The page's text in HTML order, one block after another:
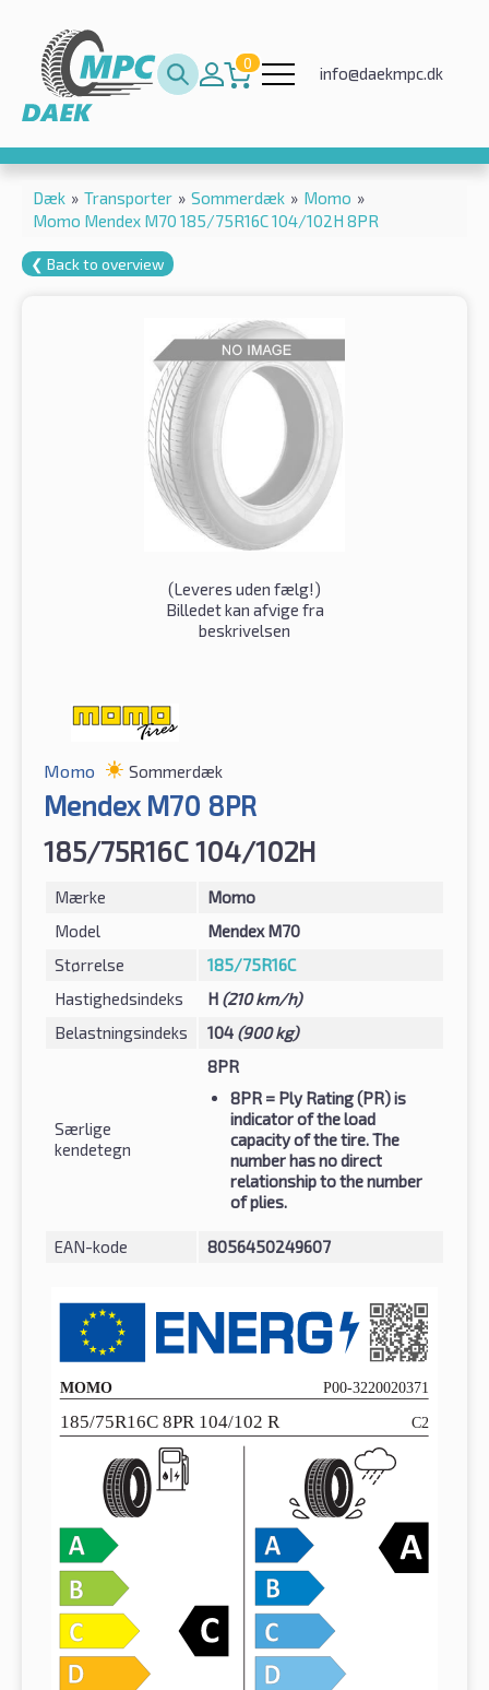
0
info@daekmpc.dk
Dæk » Transporter » Sommerdæk » Momo »
Momo Mendex M70 185/75R16C 104/102H 8PR
❮ Back to overview
(Leveres uden fælg!)
Billedet kan afvige fra
beskrivelsen
Momo Sommerdæk
Mendex M70 8PR
185/75R16C 104/102H
Mærke
Momo
Model
Mendex M70
Størrelse
185/75R16C
Hastighedsindeks
H (210 km/h)
Belastningsindeks
104 (900 kg)
Særlige
kendetegn
8PR
8PR = Ply Rating (PR) is
indicator of the load
capacity of the tire. The
number has no direct
relationship to the number
of plies.
EAN-kode 8056450249607